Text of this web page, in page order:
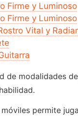
Firme y Luminoso
Firme y Luminoso
Vital y
de modalidades
permite